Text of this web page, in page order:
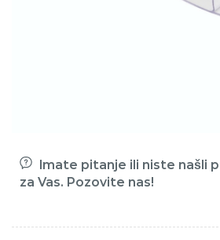
Imate pitanje ili niste našli
za Vas. Pozovite nas!